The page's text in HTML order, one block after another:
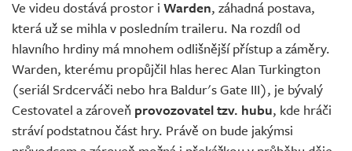
Ve videu dostává prostor i Warden, záhadná postava,
která už se mihla v posledním traileru. Na rozdíl od
hlavního hrdiny má mnohem odlišnější přístup a záměry.
Warden, kterému propůjčil hlas herec Alan Turkington
(seriál Srdcerváči nebo hra Baldur's Gate III), je bývalý
Cestovatel a zároveň provozovatel tzv. hubu, kde hráči
stráví podstatnou část hry. Právě on bude jakýmsi